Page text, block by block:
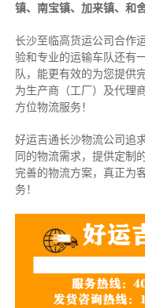
镇、南宝镇、加来镇、和
长沙至临高货运公司合作
验和专业的运输车队还有
队，能更有效的为您提供
为生产商（工厂）及代理
方位物流服务！
好运吉通长沙物流公司追
同的物流需求，提供定制
完善的物流方案，真正为
务！